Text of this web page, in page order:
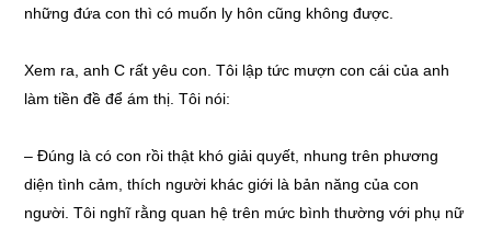
những đứa con thì có muốn ly hôn cũng không được.
Xem ra, anh C rất yêu con. Tôi lập tức mượn con cái của anh
làm tiền đề để ám thị. Tôi nói:
– Đúng là có con rồi thật khó giải quyết, nhung trên phương
diện tình cảm, thích người khác giới là bản năng của con
người. Tôi nghĩ rằng quan hệ trên mức bình thường với phụ nữ